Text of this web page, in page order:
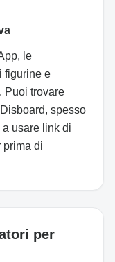
le
figurine e
. Puoi trovare
spesso
usare link di
prima di
per